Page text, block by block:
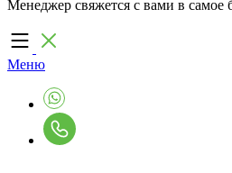
Менеджер свяжется с вами в самое
Меню